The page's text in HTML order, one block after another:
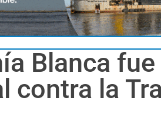
Blanca
contra la